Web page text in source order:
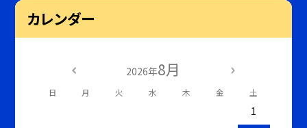
カレンダー
2026年8月
日 月 火 水 木 金 土
1